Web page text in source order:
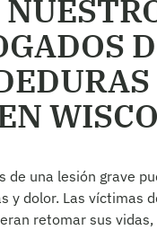
de una lesión grave
y dolor. Las víctimas
retomar sus vidas,